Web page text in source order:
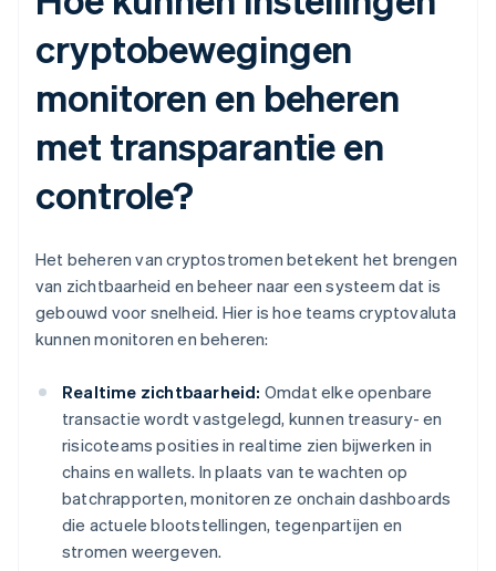
cryptobewegingen
monitoren en beheren
met transparantie en
controle?
Het beheren van cryptostromen betekent het brengen
van zichtbaarheid en beheer naar een systeem dat is
gebouwd voor snelheid. Hier is hoe teams cryptovaluta
kunnen monitoren en beheren:
Realtime zichtbaarheid: Omdat elke openbare
transactie wordt vastgelegd, kunnen treasury- en
risicoteams posities in realtime zien bijwerken in
chains en wallets. In plaats van te wachten op
batchrapporten, monitoren ze onchain dashboards
die actuele blootstellingen, tegenpartijen en
stromen weergeven.